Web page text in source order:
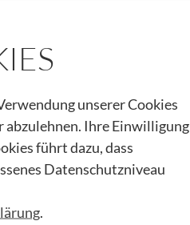
unserer Cookies
abzulehnen. Ihre Einwilligung
führt dazu, dass
Datenschutzniveau
.